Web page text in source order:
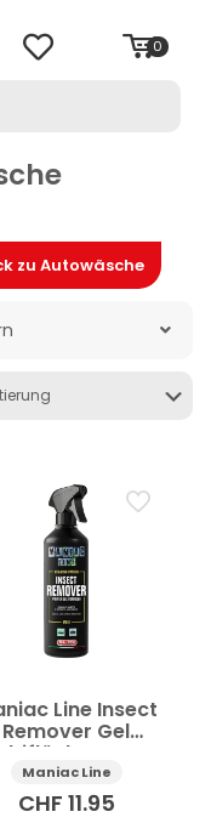
0
zu Autowäsche
Felgenreinigung
Line Insect
Remover Gel
Auto
500 ml
Maniac Line
CHF 11.95